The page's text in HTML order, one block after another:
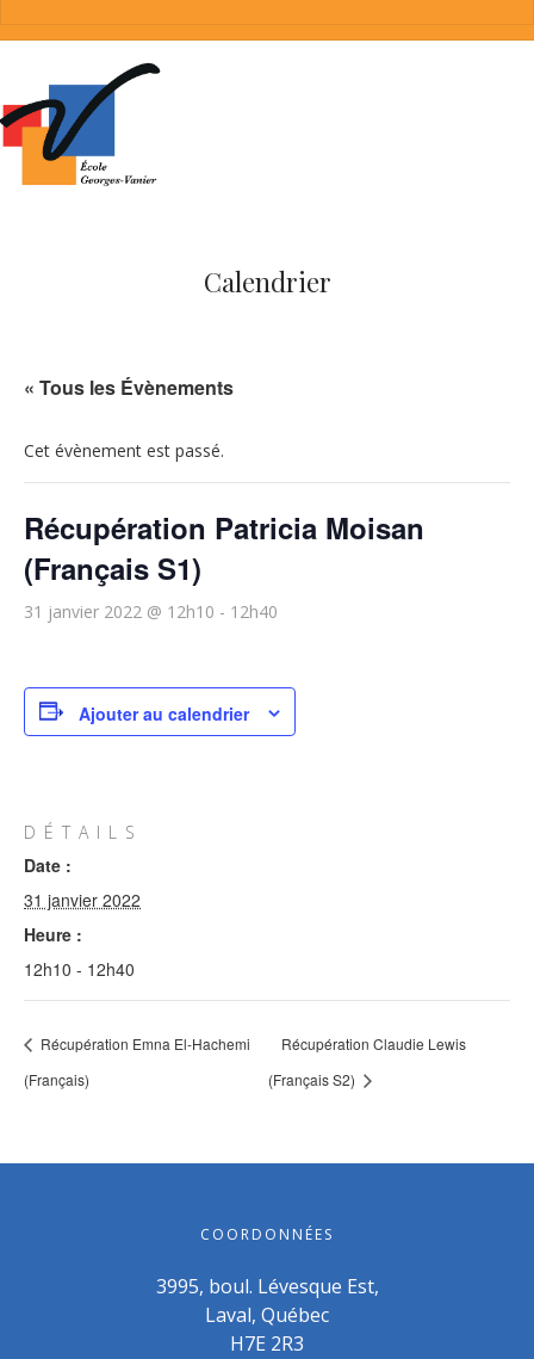
Calendrier
« Tous les Évènements
Cet évènement est passé.
Récupération Patricia Moisan
(Français S1)
31 janvier 2022 @ 12h10 - 12h40
Ajouter au calendrier
DÉTAILS
Date :
31 janvier 2022
Heure :
12h10 - 12h40
Récupération Emna El-Hachemi
(Français)
Récupération Claudie Lewis
(Français S2)
COORDONNÉES
3995, boul. Lévesque Est,
Laval, Québec
H7E 2R3